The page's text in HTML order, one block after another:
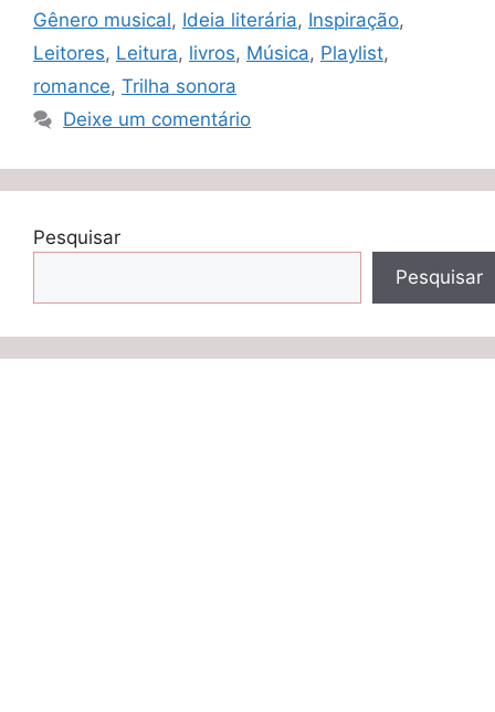
Gênero musical, Ideia literária, Inspiração,
Leitores, Leitura, livros, Música, Playlist,
romance, Trilha sonora
Deixe um comentário
Pesquisar
Pesquisar